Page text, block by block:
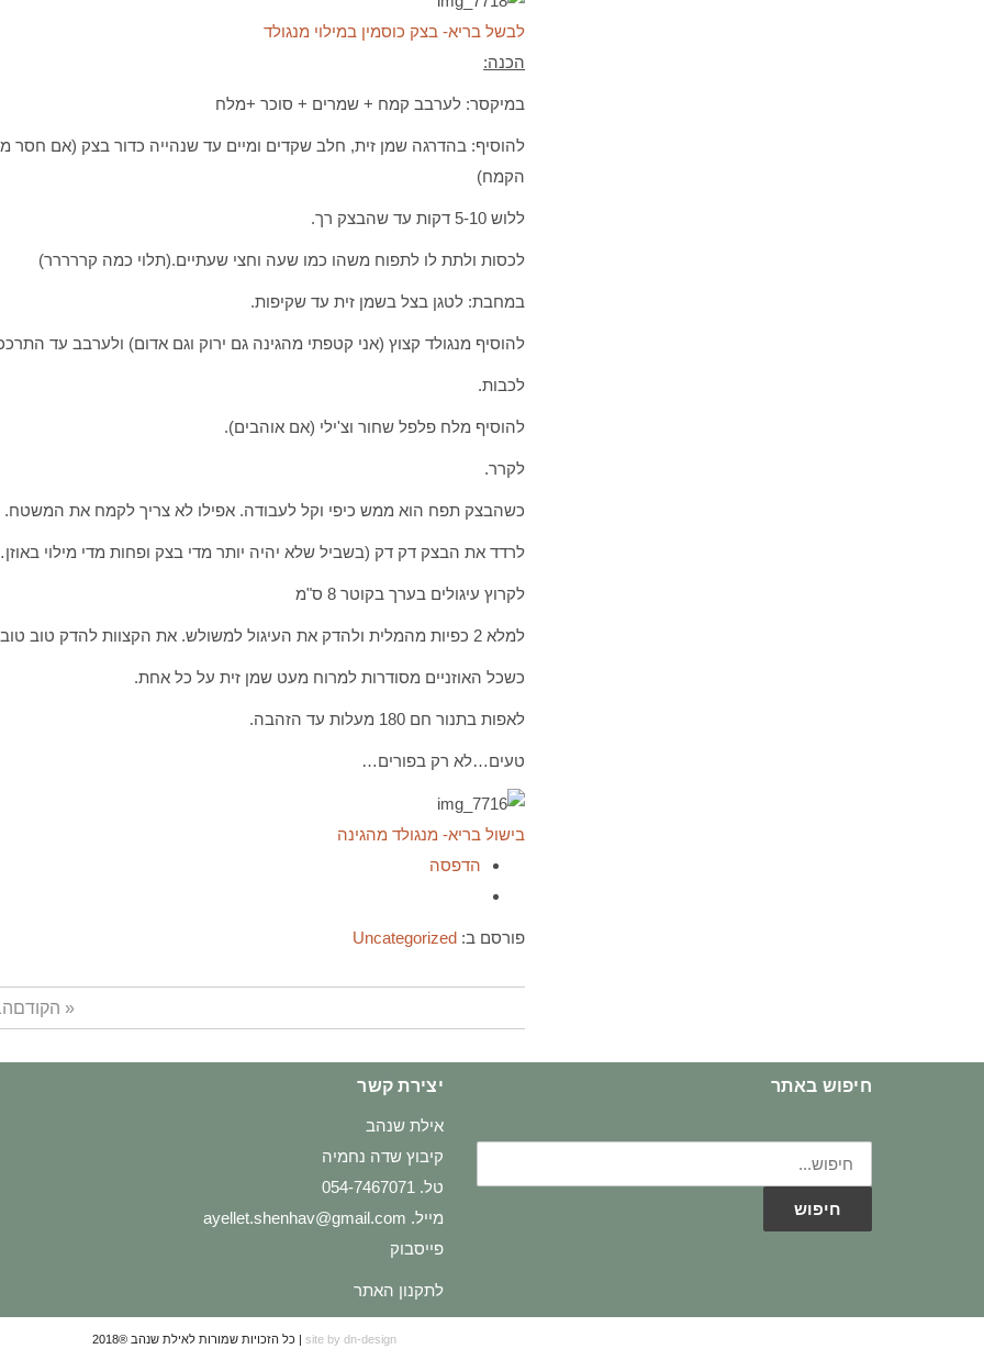
לבשל בריא- בצק כוסמין במילוי מנגולד
הכנה:
במיקסר: לערבב קמח + שמרים + סוכר +מלח
להוסיף: בהדרגה שמן זית, חלב שקדים ומיים עד שנהייה כדור בצק (אם חסר
הקמח)
ללוש 5-10 דקות עד שהבצק רך.
לכסות ולתת לו לתפוח משהו כמו שעה וחצי שעתיים.(תלוי כמה קררררר)
במחבת: לטגן בצל בשמן זית עד שקיפות.
להוסיף מנגולד קצוץ (אני קטפתי מהגינה גם ירוק וגם אדום) ולערבב עד
לכבות.
להוסיף מלח פלפל שחור וצ'ילי (אם אוהבים).
לקרר.
כשהבצק תפח הוא ממש כיפי וקל לעבודה. אפילו לא צריך לקמח את המשטח.
לרדד את הבצק דק דק (בשביל שלא יהיה יותר מדי בצק ופחות מדי מילוי
לקרוץ עיגולים בערך בקוטר 8 ס"מ
למלא 2 כפיות מהמלית ולהדק את העיגול למשולש. את הקצוות להדק טוב טוב ע"י צביטות בשביל שלא יפתחו באפייה.
כשכל האוזניים מסודרות למרוח מעט שמן זית על כל אחת.
לאפות בתנור חם 180 מעלות עד הזהבה.
טעים…לא רק בפורים…
בישול בריא- מנגולד מהגינה
הדפסה
פורסם ב: Uncategorized
« הקודם
יצירת קשר
אילת שנהב
קיבוץ שדה נחמיה
טל. 054-7467071
מייל. ayellet.shenhav@gmail.com
פייסבוק
לתקנון האתר
חיפוש באתר
חיפוש
עבור:
חיפוש
site by dn-design | כל הזכויות שמורות לאילת שנהב ®2018